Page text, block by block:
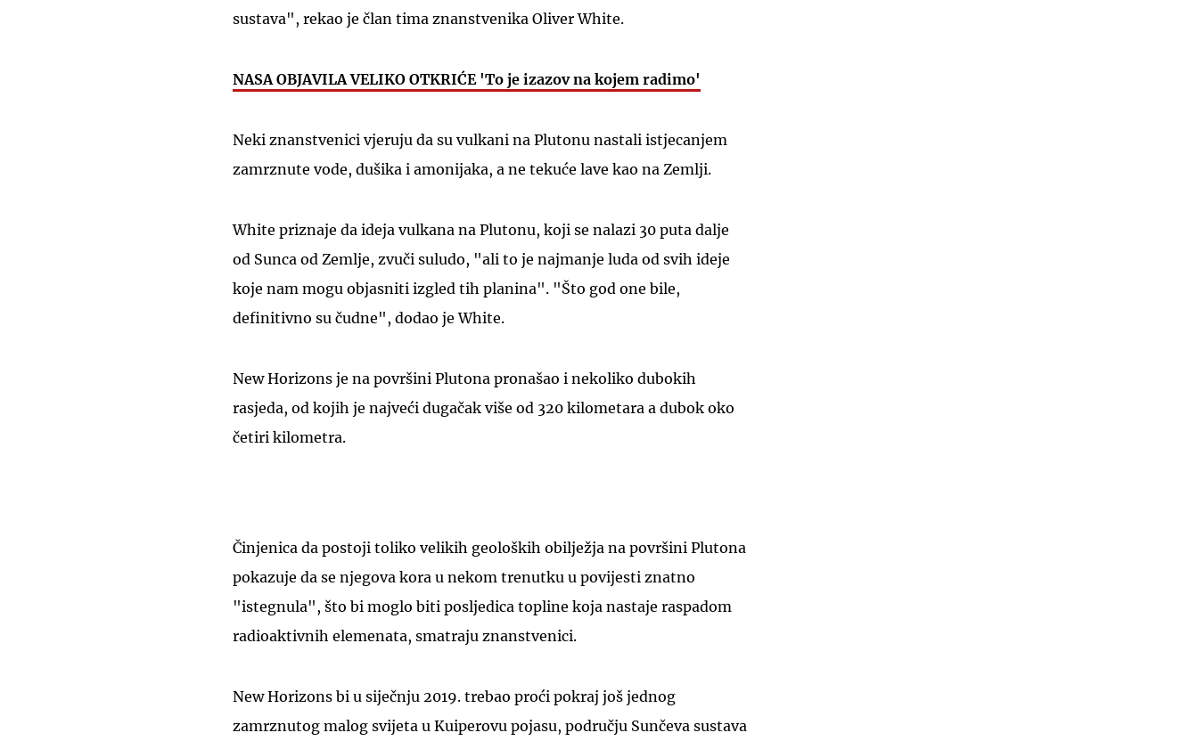
sustava", rekao je član tima znanstvenika Oliver White.
NASA OBJAVILA VELIKO OTKRIĆE 'To je izazov na kojem radimo'
Neki znanstvenici vjeruju da su vulkani na Plutonu nastali istjecanjem
zamrznute vode, dušika i amonijaka, a ne tekuće lave kao na Zemlji.
White priznaje da ideja vulkana na Plutonu, koji se nalazi 30 puta dalje
od Sunca od Zemlje, zvuči suludo, "ali to je najmanje luda od svih ideje
koje nam mogu objasniti izgled tih planina". "Što god one bile,
definitivno su čudne", dodao je White.
New Horizons je na površini Plutona pronašao i nekoliko dubokih
rasjeda, od kojih je najveći dugačak više od 320 kilometara a dubok oko
četiri kilometra.
Činjenica da postoji toliko velikih geoloških obilježja na površini Plutona
pokazuje da se njegova kora u nekom trenutku u povijesti znatno
"istegnula", što bi moglo biti posljedica topline koja nastaje raspadom
radioaktivnih elemenata, smatraju znanstvenici.
New Horizons bi u siječnju 2019. trebao proći pokraj još jednog
zamrznutog malog svijeta u Kuiperovu pojasu, području Sunčeva sustava